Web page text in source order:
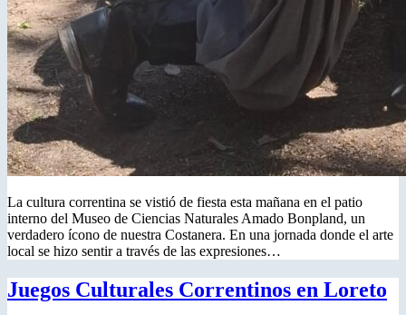
La cultura correntina se vistió de fiesta esta mañana en el patio
interno del Museo de Ciencias Naturales Amado Bonpland, un
verdadero ícono de nuestra Costanera. En una jornada donde el arte
local se hizo sentir a través de las expresiones…
Juegos Culturales Correntinos en Loreto